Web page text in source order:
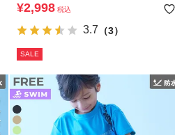
ル水着 3Pセット
¥2,998 税込
3.7 （3）
SALE